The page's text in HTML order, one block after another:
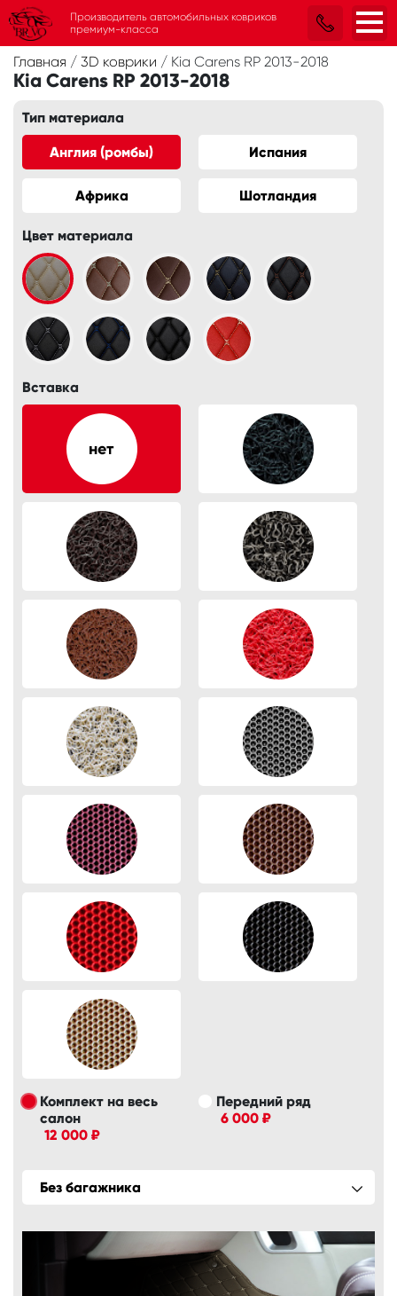
Главная / 3D коврики / Kia Carens RP 2013-2018
Kia Carens RP 2013-2018
Тип материала
Англия (ромбы) Испания
Африка Шотландия
Цвет материала
Вставка
Комплект на весь
салон
12 000 ₽
Передний ряд
6 000 ₽
Без багажника
Производитель автомобильных ковриков
премиум-класса